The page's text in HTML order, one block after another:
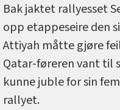
Bak jaktet rallyesset
opp etappeseire den
Attiyah måtte gjøre
Qatar-føreren vant til
kunne juble for sin
rallyet.